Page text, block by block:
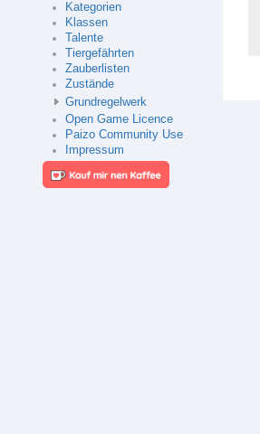
Kategorien
Klassen
Talente
Tiergefährten
Zauberlisten
Zustände
Grundregelwerk
Open Game Licence
Paizo Community Use
Impressum